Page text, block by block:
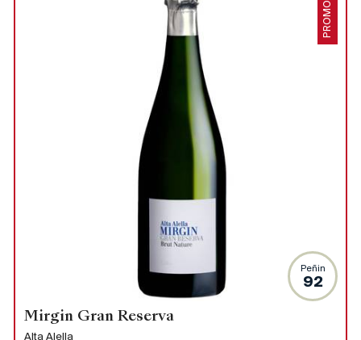
PROMO
Peñin
92
Mirgin Gran Reserva
Alta Alella